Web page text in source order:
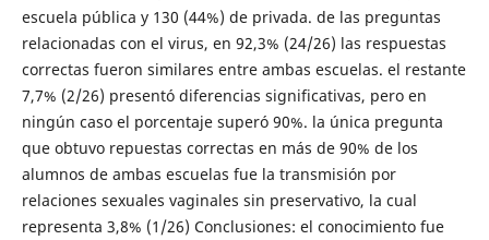
escuela pública y 130 (44%) de privada. de las preguntas
relacionadas con el virus, en 92,3% (24/26) las respuestas
correctas fueron similares entre ambas escuelas. el restante
7,7% (2/26) presentó diferencias significativas, pero en
ningún caso el porcentaje superó 90%. la única pregunta
que obtuvo repuestas correctas en más de 90% de los
alumnos de ambas escuelas fue la transmisión por
relaciones sexuales vaginales sin preservativo, la cual
representa 3,8% (1/26) Conclusiones: el conocimiento fue